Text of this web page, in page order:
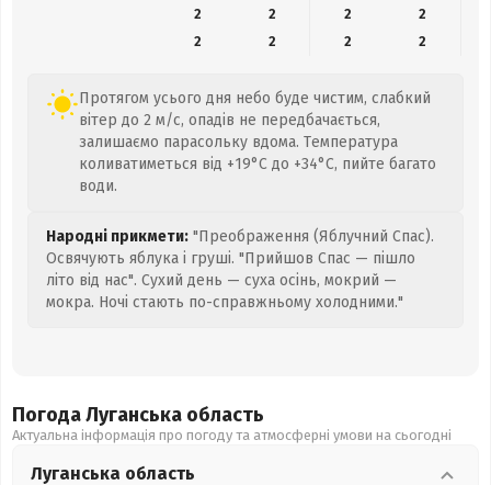
2
2 2
2
2
2 2 2
Протягом усього дня небо буде чистим, слабкий
вітер до 2 м/с, опадів не передбачається,
залишаємо парасольку вдома. Температура
коливатиметься від +19°C до +34°C, пийте багато
води.
Народні прикмети: "Преображення (Яблучний Спас).
Освячують яблука і груші. "Прийшов Спас — пішло
літо від нас". Сухий день — суха осінь, мокрий —
мокра. Ночі стають по-справжньому холодними."
Погода Луганська область
Актуальна інформація про погоду та атмосферні умови на сьогодні
Луганська область